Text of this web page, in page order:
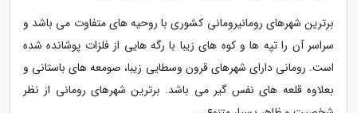
برترین شهرهای رومانیرومانی کشوری با روحیه های متفاوت می باشد و
سراسر آن را تپه ها و کوه های زیبا با رگه هایی از فلزات پوشانده شده
است. رومانی دارای شهرهای قرون وسطایی زیبا، صومعه های باستانی و
بعلاوه قلعه های نفس گیر می باشد. برترین شهرهای رومانی از نظر